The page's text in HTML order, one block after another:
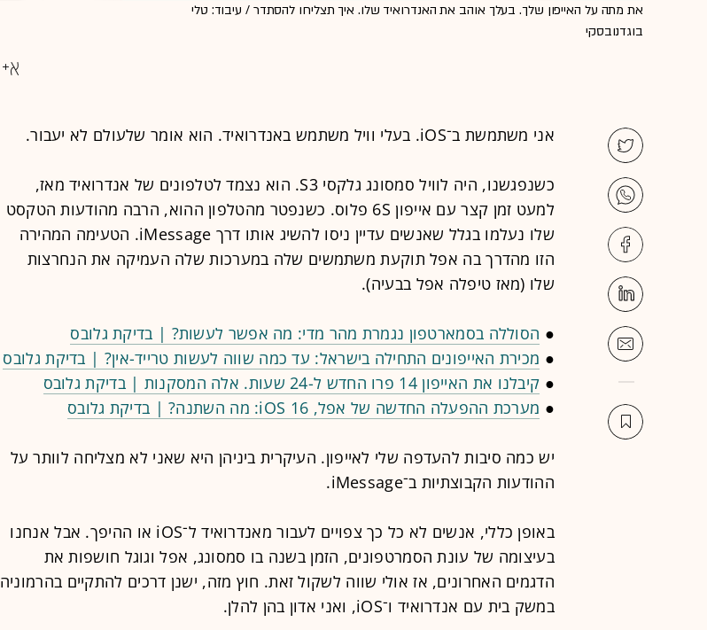
את מתה על האייפון שלך. בעלך אוהב את האנדרואיד שלו. איך תצליחו להסתדר / עיבוד: טלי
בוגדנובסקי
אני משתמשת ב־iOS. בעלי וויל משתמש באנדרואיד. הוא אומר שלעולם לא יעבור.
כשנפגשנו, היה לוויל סמסונג גלקסי S3. הוא נצמד לטלפונים של אנדרואיד מאז,
למעט זמן קצר עם אייפון 6S פלוס. כשנפטר מהטלפון ההוא, הרבה מהודעות הטקסט
שלו נעלמו בגלל שאנשים עדיין ניסו להשיג אותו דרך iMessage. הטעימה המהירה
הזו מהדרך בה אפל תוקעת משתמשים שלה במערכות שלה העמיקה את הנחרצות
שלו (מאז טיפלה אפל בבעיה).
● הסוללה בסמארטפון נגמרת מהר מדי: מה אפשר לעשות? | בדיקת גלובס
● מכירת האייפונים התחילה בישראל: עד כמה שווה לעשות טרייד-אין? | בדיקת גלובס
● קיבלנו את האייפון 14 פרו החדש ל-24 שעות. אלה המסקנות | בדיקת גלובס
● מערכת ההפעלה החדשה של אפל, iOS 16: מה השתנה? | בדיקת גלובס
יש כמה סיבות להעדפה שלי לאייפון. העיקרית ביניהן היא שאני לא מצליחה לוותר על
ההודעות הקבוצתיות ב־iMessage.
באופן כללי, אנשים לא כל כך צפויים לעבור מאנדרואיד ל־iOS או ההיפך. אבל אנחנו
בעיצומה של עונת הסמרטפונים, הזמן בשנה בו סמסונג, אפל וגוגל חושפות את
הדגמים האחרונים, אז אולי שווה לשקול זאת. חוץ מזה, ישנן דרכים להתקיים בהרמוניה
במשק בית עם אנדרואיד ו־iOS, ואני אדון בהן להלן.